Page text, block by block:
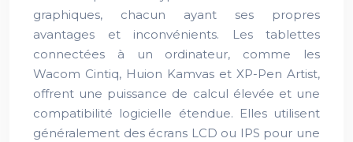
graphiques, chacun ayant ses propres
avantages et inconvénients. Les tablettes
connectées à un ordinateur, comme les
Wacom Cintiq, Huion Kamvas et XP-Pen Artist,
offrent une puissance de calcul élevée et une
compatibilité logicielle étendue. Elles utilisent
généralement des écrans LCD ou IPS pour une